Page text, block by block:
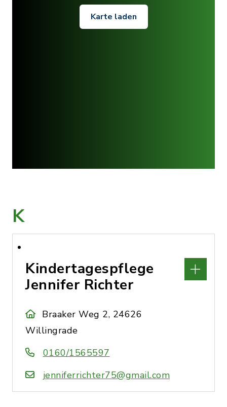
Karte laden
K
Kindertagespflege
Jennifer Richter
Braaker Weg 2, 24626
Willingrade
0160/1565597
jenniferrichter75@gmail.com